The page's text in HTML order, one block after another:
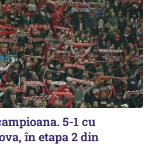
5-1 cu
în etapa 2 din